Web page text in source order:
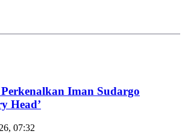
Iman Sudargo
Head’
07:32